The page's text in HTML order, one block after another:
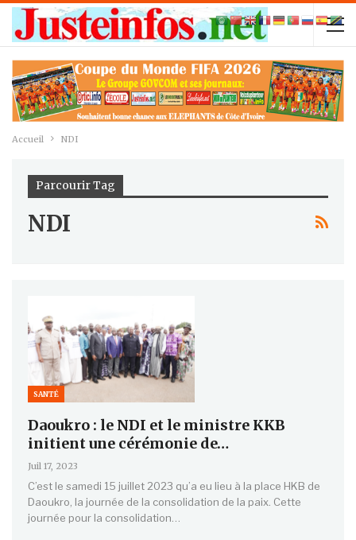
Accueil NDI
Parcourir Tag
NDI
SANTÉ
Daoukro : le NDI et le ministre KKB
initient une cérémonie de…
Juil 17, 2023
C’est le samedi 15 juillet 2023 qu’a eu lieu à la place HKB de
Daoukro, la journée de la consolidation de la paix. Cette
journée pour la consolidation…